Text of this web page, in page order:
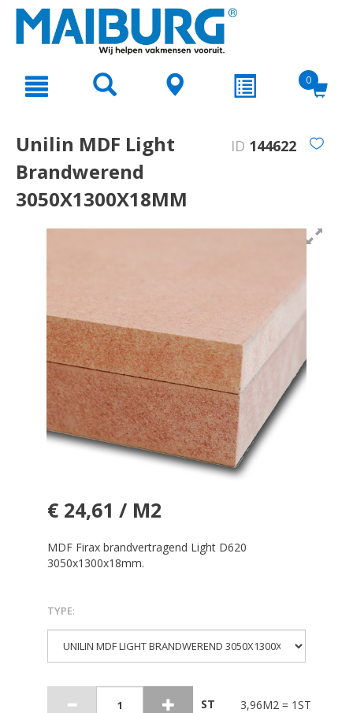
text.skipToNavigation
0
Unilin MDF Light
Brandwerend
3050X1300X18MM
ID 144622
€ 24,61 / M2
MDF Firax brandvertragend Light D620
3050x1300x18mm.
TYPE:
ST 3,96M2 = 1ST